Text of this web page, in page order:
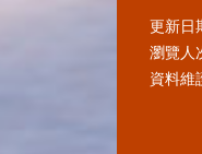
更新日
瀏覽人
資料維